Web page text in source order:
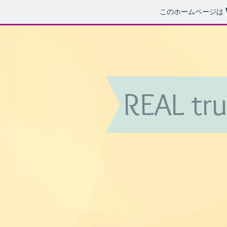
このホームページは
REAL